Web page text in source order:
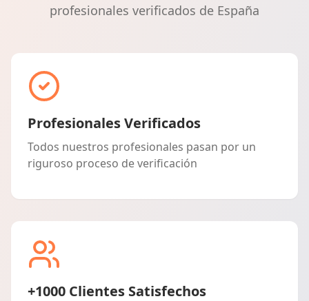
profesionales verificados de España
Profesionales Verificados
Todos nuestros profesionales pasan por un
riguroso proceso de verificación
+1000 Clientes Satisfechos